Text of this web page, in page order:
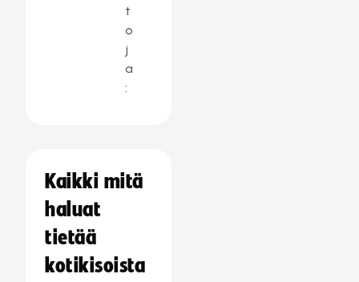
t
o
j
a
:
Kaikki mitä
haluat
tietää
kotikisoista